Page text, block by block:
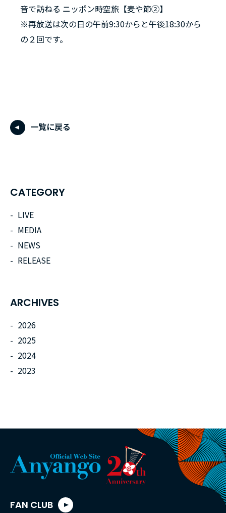
音で訪ねる ニッポン時空旅【麦や節②】
※再放送は次の日の午前9:30からと午後18:30から
の２回です。
一覧に戻る
CATEGORY
LIVE
MEDIA
NEWS
RELEASE
ARCHIVES
2026
2025
2024
2023
FAN CLUB